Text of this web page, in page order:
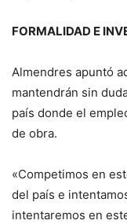
FORMALIDAD E
Almendres apuntó
mantendrán sin
país donde el
de obra.
«Competimos en
del país e
intentaremos en